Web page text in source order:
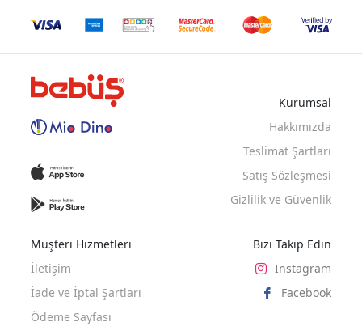
BEJ
Kurumsal
Hakkımızda
Teslimat Şartları
Satış Sözleşmesi
Gizlilik ve Güvenlik
Müşteri Hizmetleri
İletişim
İade ve İptal Şartları
Ödeme Sayfası
Bizi Takip Edin
Instagram
Facebook